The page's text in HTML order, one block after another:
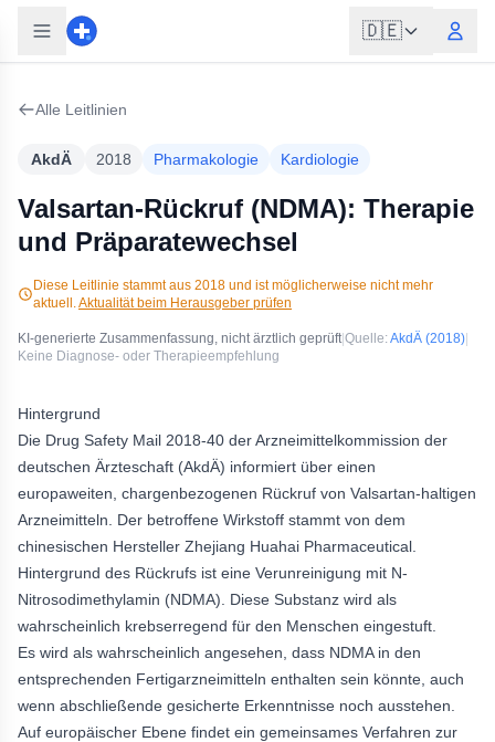
🇩🇪
Alle Leitlinien
AkdÄ 2018 Pharmakologie Kardiologie
Valsartan-Rückruf (NDMA): Therapie
und Präparatewechsel
Diese Leitlinie stammt aus 2018 und ist möglicherweise nicht mehr
aktuell.Aktualität beim Herausgeber prüfen
KI-generierte Zusammenfassung, nicht ärztlich geprüft|Quelle: AkdÄ (2018)
Keine Diagnose- oder Therapieempfehlung
Hintergrund
Die Drug Safety Mail 2018-40 der Arzneimittelkommission der
deutschen Ärzteschaft (AkdÄ) informiert über einen
europaweiten, chargenbezogenen Rückruf von Valsartan-haltigen
Arzneimitteln. Der betroffene Wirkstoff stammt von dem
chinesischen Hersteller Zhejiang Huahai Pharmaceutical.
Hintergrund des Rückrufs ist eine Verunreinigung mit N-
Nitrosodimethylamin (NDMA). Diese Substanz wird als
wahrscheinlich krebserregend für den Menschen eingestuft.
Es wird als wahrscheinlich angesehen, dass NDMA in den
entsprechenden Fertigarzneimitteln enthalten sein könnte, auch
wenn abschließende gesicherte Erkenntnisse noch ausstehen.
Auf europäischer Ebene findet ein gemeinsames Verfahren zur